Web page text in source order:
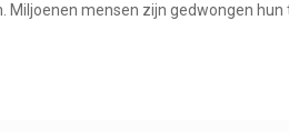
Miljoenen mensen zijn gedwongen hun